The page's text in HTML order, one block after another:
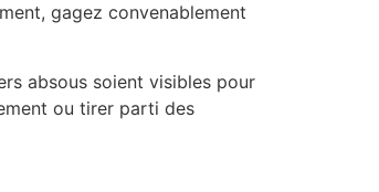
gagez convenablement
absous soient visibles pour
ou tirer parti des